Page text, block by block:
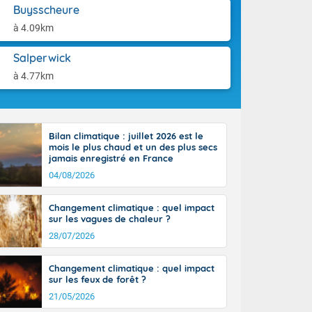
Buysscheure
à 4.09km
Salperwick
à 4.77km
jusque
sur la Corse
le
des
En
en
d'après-
jour, le
au sud,
hausse, en
quasi-
et même
Bilan climatique : juillet 2026 est le
mois le plus chaud et un des plus secs
jamais enregistré en France
04/08/2026
Changement climatique : quel impact
sur les vagues de chaleur ?
28/07/2026
Changement climatique : quel impact
sur les feux de forêt ?
21/05/2026